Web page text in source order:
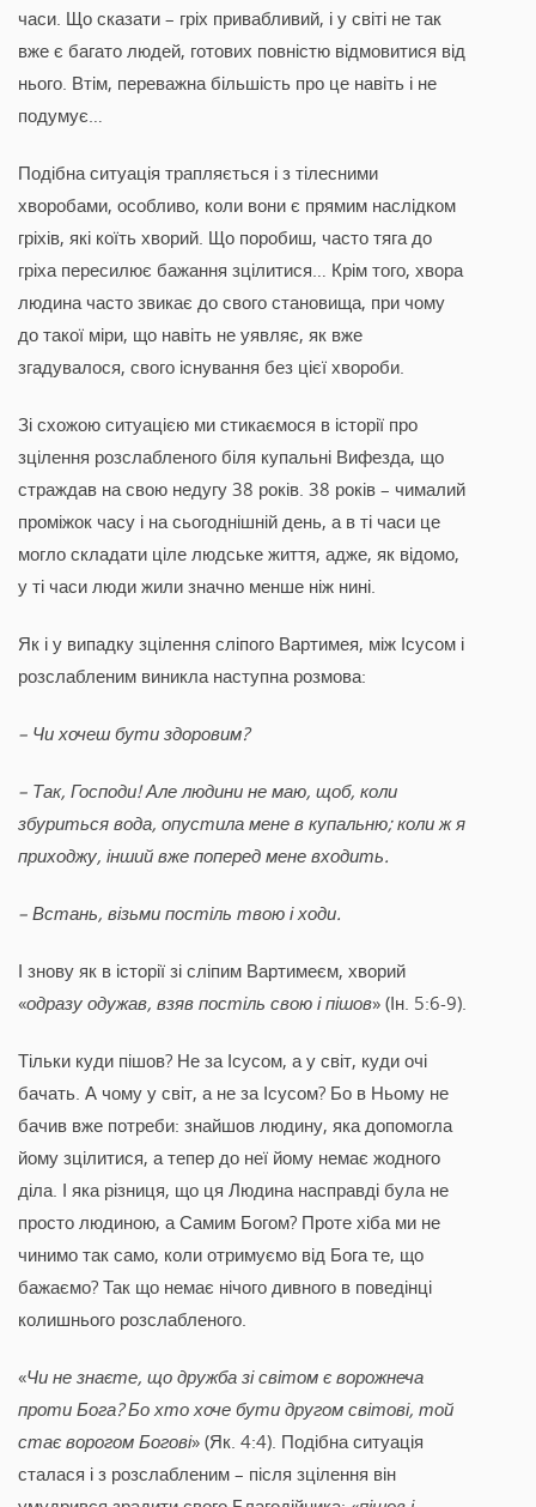
часи. Що сказати – гріх привабливий, і у світі не так
вже є багато людей, готових повністю відмовитися від
нього. Втім, переважна більшість про це навіть і не
подумує…
Подібна ситуація трапляється і з тілесними
хворобами, особливо, коли вони є прямим наслідком
гріхів, які коїть хворий. Що поробиш, часто тяга до
гріха пересилює бажання зцілитися… Крім того, хвора
людина часто звикає до свого становища, при чому
до такої міри, що навіть не уявляє, як вже
згадувалося, свого існування без цієї хвороби.
Зі схожою ситуацією ми стикаємося в історії про
зцілення розслабленого біля купальні Вифезда, що
страждав на свою недугу 38 років. 38 років – чималий
проміжок часу і на сьогоднішній день, а в ті часи це
могло складати ціле людське життя, адже, як відомо,
у ті часи люди жили значно менше ніж нині.
Як і у випадку зцілення сліпого Вартимея, між Ісусом і
розслабленим виникла наступна розмова:
– Чи хочеш бути здоровим?
– Так, Господи! Але людини не маю, щоб, коли
збуриться вода, опустила мене в купальню; коли ж я
приходжу, інший вже поперед мене входить.
– Встань, візьми постіль твою і ходи.
І знову як в історії зі сліпим Вартимеєм, хворий
«одразу одужав, взяв постіль свою і пішов» (Ін. 5:6-9).
Тільки куди пішов? Не за Ісусом, а у світ, куди очі
бачать. А чому у світ, а не за Ісусом? Бо в Ньому не
бачив вже потреби: знайшов людину, яка допомогла
йому зцілитися, а тепер до неї йому немає жодного
діла. І яка різниця, що ця Людина насправді була не
просто людиною, а Самим Богом? Проте хіба ми не
чинимо так само, коли отримуємо від Бога те, що
бажаємо? Так що немає нічого дивного в поведінці
колишнього розслабленого.
«Чи не знаєте, що дружба зі світом є ворожнеча
проти Бога? Бо хто хоче бути другом світові, той
стає ворогом Богові» (Як. 4:4). Подібна ситуація
сталася і з розслабленим – після зцілення він